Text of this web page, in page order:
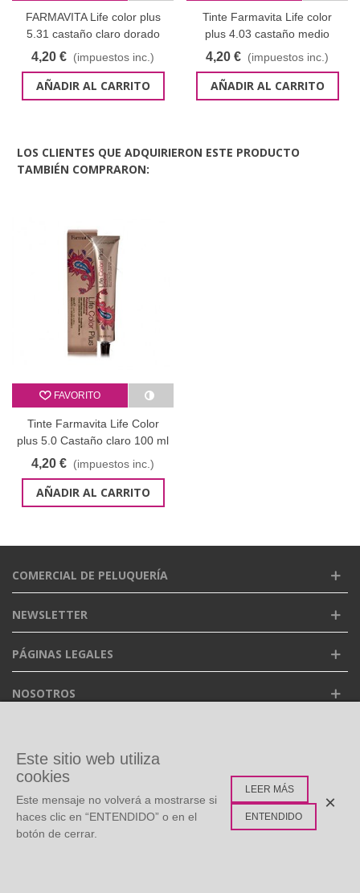
FARMAVITA Life color plus
5.31 castaño claro dorado
ceniza 100 ml
4,20 € (impuestos inc.)
AÑADIR AL CARRITO
Tinte Farmavita Life color
plus 4.03 castaño medio
natural dorado - 100 ml
4,20 € (impuestos inc.)
AÑADIR AL CARRITO
LOS CLIENTES QUE ADQUIRIERON ESTE PRODUCTO
TAMBIÉN COMPRARON:
FAVORITO
Tinte Farmavita Life Color
plus 5.0 Castaño claro 100 ml
4,20 € (impuestos inc.)
AÑADIR AL CARRITO
COMERCIAL DE PELUQUERÍA
NEWSLETTER
PÁGINAS LEGALES
NOSOTROS
ETIQUETAS POPULARES
Este sitio web utiliza
cookies
Este mensaje no volverá a mostrarse si
haces clic en “ENTENDIDO” o en el
botón de cerrar.
LEER MÁS
ENTENDIDO
×